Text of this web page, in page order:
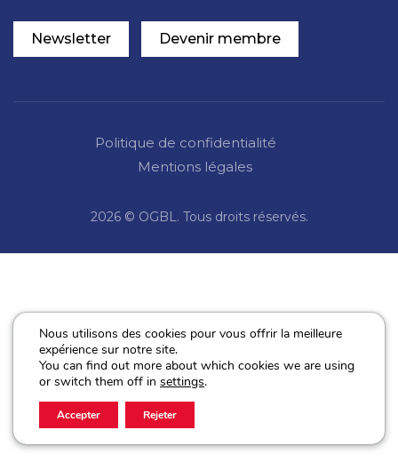
Newsletter Devenir membre
Politique de confidentialité
Mentions légales
2026 © OGBL. Tous droits réservés.
Nous utilisons des cookies pour vous offrir la meilleure
expérience sur notre site.
You can find out more about which cookies we are using
or switch them off in settings.
Accepter Rejeter